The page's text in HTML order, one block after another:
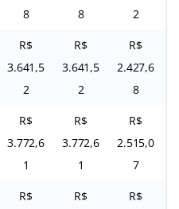
8
8
2
R$
3.641,5
2
R$
3.641,5
2
R$
2.427,6
8
R$
3.772,6
1
R$
3.772,6
1
R$
2.515,0
7
R$
R$
R$